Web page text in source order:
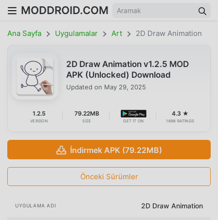
MODDROID.COM
Ana Sayfa Uygulamalar Art 2D Draw Animation
2D Draw Animation v1.2.5 MOD
APK (Unlocked) Download
Updated on May 29, 2025
1.2.5
VERSION
79.22MB
SIZE GET IT ON
4.3 ★
1698 RATINGS
İndirmek APK (79.22MB)
Önceki Sürümler
UYGULAMA ADI 2D Draw Animation